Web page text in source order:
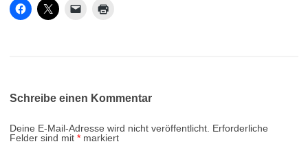
Schreibe einen Kommentar
Deine E-Mail-Adresse wird nicht veröffentlicht. Erforderliche
Felder sind mit * markiert